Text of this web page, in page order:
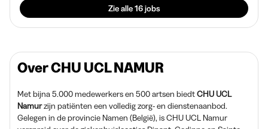
Over CHU UCL NAMUR
Met bijna 5.000 medewerkers en 500 artsen biedtCHU UCL
Namurzijn patiënten een volledig zorg- en dienstenaanbod.
Gelegen in de provincie Namen (België), is CHU UCL Namur
Zie alle 16 jobs